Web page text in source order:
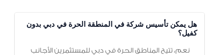
هل يمكن تأسيس شركة في المنطقة الحرة في دبي بدون
كفيل؟
نعم، تتيح المناطق الحرة في دبي للمستثمرين الأجانب